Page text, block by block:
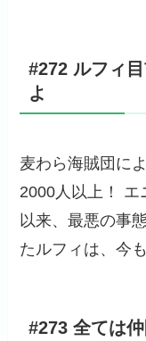
#272 ルフィ
よ
麦わら海賊団に
2000人以上！ エ
以来、最悪の事
たルフィは、今
#273 全ては